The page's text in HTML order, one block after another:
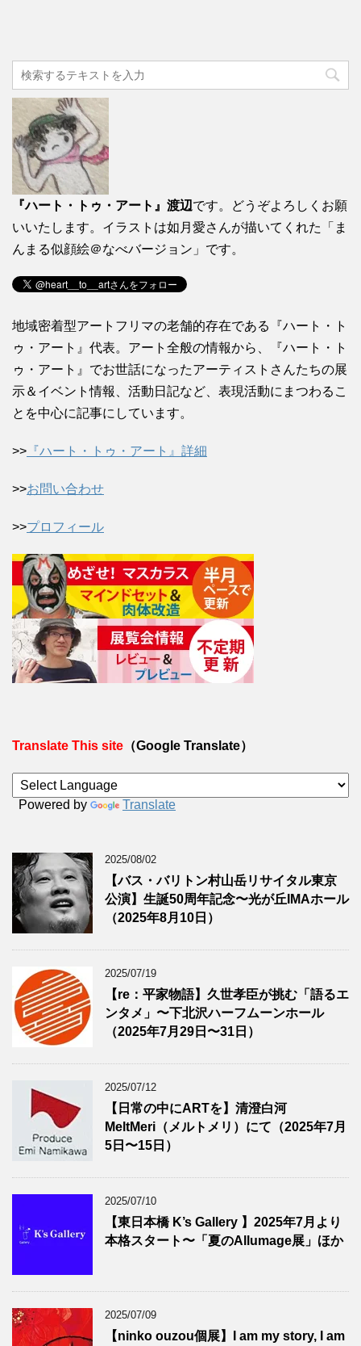
『ハート・トゥ・アート』渡辺です。どうぞよろしくお願
いいたします。イラストは如月愛さんが描いてくれた「ま
んまる似顔絵＠なべバージョン」です。
地域密着型アートフリマの老舗的存在である『ハート・ト
ゥ・アート』代表。アート全般の情報から、『ハート・ト
ゥ・アート』でお世話になったアーティストさんたちの展
示＆イベント情報、活動日記など、表現活動にまつわるこ
とを中心に記事にしています。
>> 『ハート・トゥ・アート』詳細
>>お問い合わせ
>>プロフィール
Translate This site （Google Translate）
Powered by Translate
2025/08/02
【バス・バリトン村山岳リサイタル東京
公演】生誕50周年記念〜光が丘IMAホール
（2025年8月10日）
2025/07/19
【re：平家物語】久世孝臣が挑む「語るエ
ンタメ」〜下北沢ハーフムーンホール
（2025年7月29日〜31日）
2025/07/12
【日常の中にARTを】清澄白河
MeltMeri（メルトメリ）にて（2025年7月
5日〜15日）
2025/07/10
【東日本橋 K’s Gallery 】2025年7月より
本格スタート〜「夏のAllumage展」ほか
2025/07/09
【ninko ouzou個展】I am my story, I am